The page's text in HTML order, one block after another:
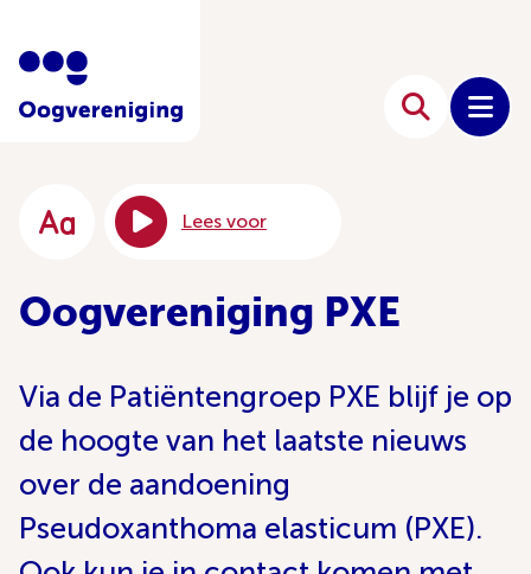
Lees voor
Oogvereniging PXE
Via de Patiëntengroep PXE blijf je op
de hoogte van het laatste nieuws
over de aandoening
Pseudoxanthoma elasticum (PXE).